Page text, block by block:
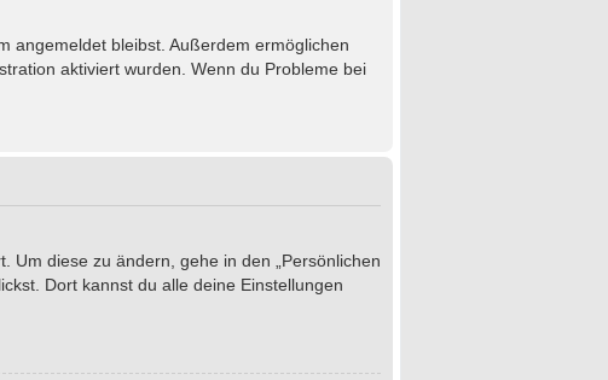
angemeldet bleibst. Außerdem ermöglichen
aktiviert wurden. Wenn du Probleme bei
Um diese zu ändern, gehe in den „Persönlichen
Dort kannst du alle deine Einstellungen